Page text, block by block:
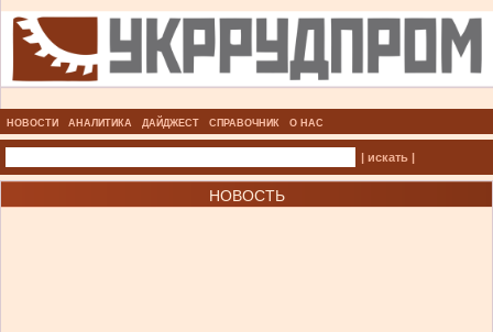
НОВОСТИ АНАЛИТИКА ДАЙДЖЕСТ СПРАВОЧНИК О НАС
| искать |
НОВОСТЬ